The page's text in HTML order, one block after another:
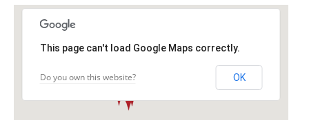
This page can't load Google Maps correctly.
Do you own this website? OK